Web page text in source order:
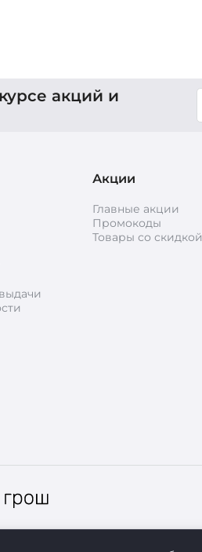
акций и
Акции
Главные акции
Промокоды
Товары со скидкой